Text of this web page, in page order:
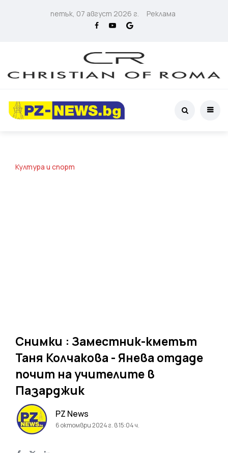
петък, 07 август 2026 г. Реклама
Култура и спорт
Снимки : Заместник-кметът
Таня Колчакова - Янева отдаде
почит на учителите в
Пазарджик
PZ News
6 октомври 2024 г. в 15:04 ч.